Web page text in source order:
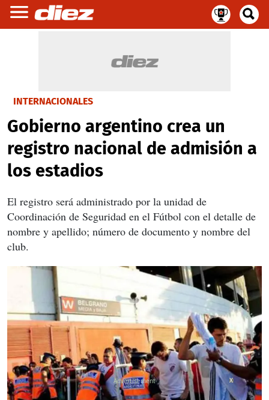
INTERNACIONALES
Gobierno argentino crea un
registro nacional de admisión a
los estadios
El registro será administrado por la unidad de
Coordinación de Seguridad en el Fútbol con el detalle de
nombre y apellido; número de documento y nombre del
club.
X